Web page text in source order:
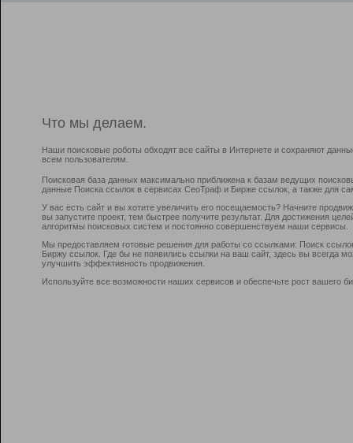
Что мы делаем.
Наши поисковые роботы обходят все сайты в Интернете и сохраняют
всем пользователям.
Поисковая база данных максимально приближена к базам ведущих
данные Поиска ссылок в сервисах СеоТраф и Бирже ссылок, а также для
У вас есть сайт и вы хотите увеличить его посещаемость? Начните
вы запустите проект, тем быстрее получите результат. Для достижения
алгоритмы поисковых систем и постоянно совершенствуем наши сервисы.
Мы предоставляем готовые решения для работы со ссылками: Поиск
Биржу ссылок. Где бы не появились ссылки на ваш сайт, здесь вы всегда
улучшить эффективность продвижения.
Используйте все возможности наших сервисов и обеспечьте рост вашего